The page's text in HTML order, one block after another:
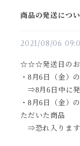
商品の発送につ
2021/08/06
☆☆☆発送日の
・8月6日（金）
⇒8月6日中に発
・8月6日（金）
ただいた商品
⇒恐れ入ります